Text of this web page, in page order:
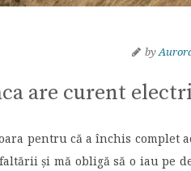
by
are curent
pentru că a închis complet
și mă obligă să o iau pe